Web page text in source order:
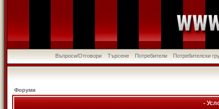
Въпроси/Отговори Търсене Потребители Потребителски
Форуми
-